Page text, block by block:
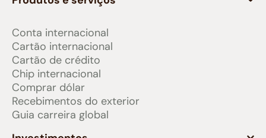
Conta internacional
Cartão internacional
Cartão de crédito
Chip internacional
Comprar dólar
Recebimentos do exterior
Guia carreira global